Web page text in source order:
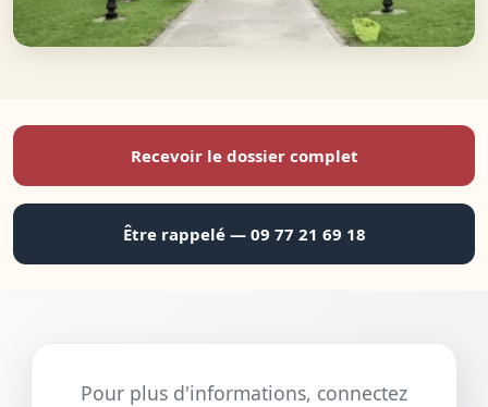
Recevoir le dossier complet
Être rappelé — 09 77 21 69 18
Pour plus d'informations, connectez